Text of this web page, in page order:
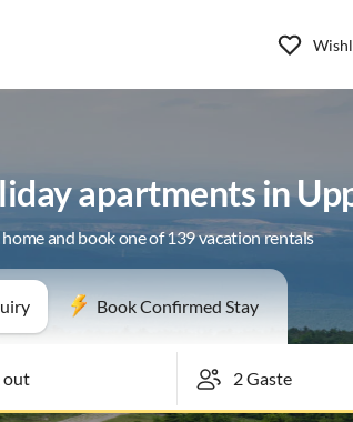
apartments in
and book one of 139 vacation rentals
Book Confirmed Stay